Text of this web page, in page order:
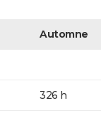
Automne
326 h